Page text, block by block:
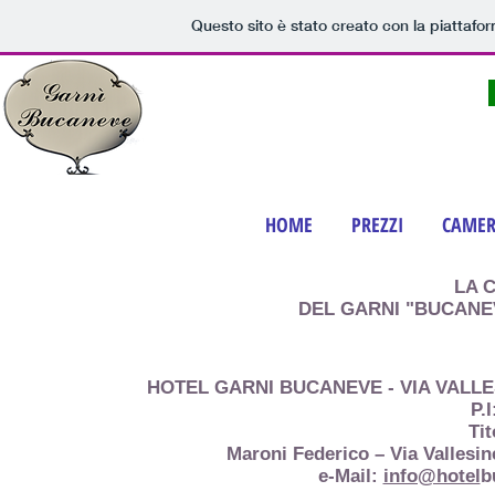
Questo sito è stato creato con la
HOME PREZZI
LA
DEL GARNI
HOTEL GARNI BUCANEVE - VIA
Maroni Federico – Via
e-Mail: info@hotel